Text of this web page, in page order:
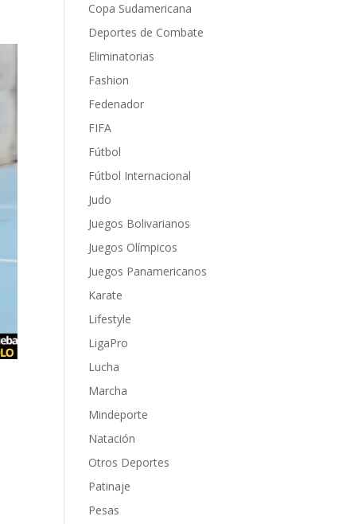
Copa Sudamericana
Deportes de Combate
Eliminatorias
Fashion
Fedenador
FIFA
Fútbol
Fútbol Internacional
Judo
Juegos Bolivarianos
Juegos Olímpicos
Juegos Panamericanos
Karate
Lifestyle
LigaPro
Lucha
Marcha
Mindeporte
Natación
Otros Deportes
Patinaje
Pesas